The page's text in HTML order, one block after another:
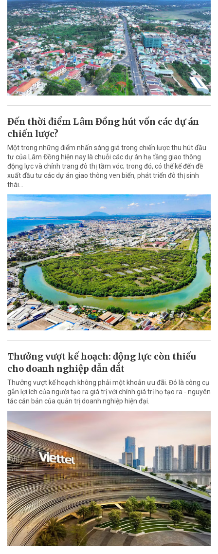
Đến thời điểm Lâm Đồng hút vốn các dự án
chiến lược?
Một trong những điểm nhấn sáng giá trong chiến lược thu hút đầu
tư của Lâm Đồng hiện nay là chuỗi các dự án hạ tầng giao thông
động lực và chỉnh trang đô thị tầm vóc; trong đó, có thể kể đến đề
xuất đầu tư các dự án giao thông ven biển, phát triển đô thị sinh
thái…
Thưởng vượt kế hoạch: động lực còn thiếu
cho doanh nghiệp dẫn dắt
Thưởng vượt kế hoạch không phải một khoản ưu đãi. Đó là công cụ
gắn lợi ích của người tạo ra giá trị với chính giá trị họ tạo ra - nguyên
tắc căn bản của quản trị doanh nghiệp hiện đại.